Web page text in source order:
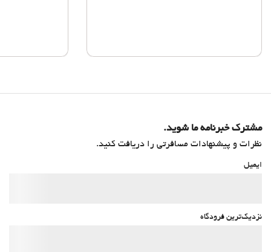
مشترک خبرنامه ما شوید.
نظرات و پیشنهادات مسافرتی را دریافت کنید.
ایمیل
نزدیک‌ترین فرودگاه